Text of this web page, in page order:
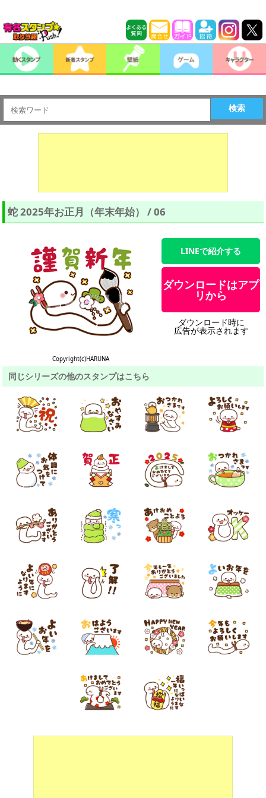
検索
蛇 2025年お正月（年末年始） / 06
Copyright(c)HARUNA
LINEで紹介する
ダウンロードはアプ
リから
ダウンロード時に
広告が表示されます
同じシリーズの他のスタンプはこちら